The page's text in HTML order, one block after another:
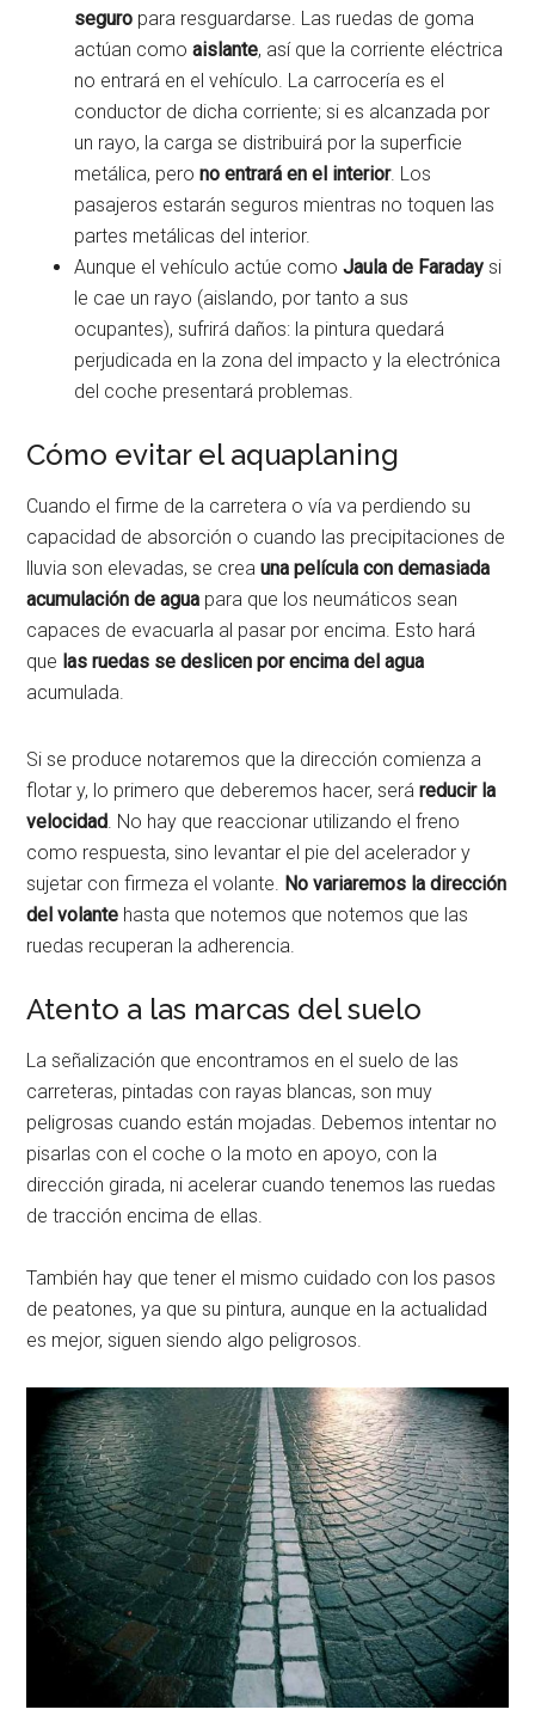
seguro para resguardarse. Las ruedas de goma
actúan comoaislante, así que la corriente eléctrica
no entrará en el vehículo. La carrocería es el
conductor de dicha corriente; si es alcanzada por
un rayo, la carga se distribuirá por la superficie
metálica, perono entrará en el interior. Los
pasajeros estarán seguros mientras no toquen las
partes metálicas del interior.
Aunque el vehículo actúe comoJaula de Faraday si
le cae un rayo (aislando, por tanto a sus
ocupantes), sufrirá daños: la pintura quedará
perjudicada en la zona del impacto y la electrónica
del coche presentará problemas.
Cómo evitar el aquaplaning
Cuando el firme de la carretera o vía va perdiendo su
capacidad de absorción o cuando las precipitaciones de
lluvia son elevadas, se creauna película con demasiada
acumulación de agua para que los neumáticos sean
capaces de evacuarla al pasar por encima. Esto hará
que las ruedas se deslicen por encima del agua
acumulada.
Si se produce notaremos que la dirección comienza a
flotar y, lo primero que deberemos hacer, seráreducir la
velocidad . No hay que reaccionar utilizando el freno
como respuesta, sino levantar el pie del acelerador y
sujetar con firmeza el volante. No variaremos la dirección
del volante hasta que notemos que notemos que las
ruedas recuperan la adherencia.
Atento a las marcas del suelo
La señalización que encontramos en el suelo de las
carreteras, pintadas con rayas blancas, son muy
peligrosas cuando están mojadas. Debemos intentar no
pisarlas con el coche o la moto en apoyo, con la
dirección girada, ni acelerar cuando tenemos las ruedas
de tracción encima de ellas.
También hay que tener el mismo cuidado con los pasos
de peatones, ya que su pintura, aunque en la actualidad
es mejor, siguen siendo algo peligrosos.